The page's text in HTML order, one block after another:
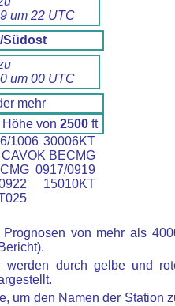
um 22 UTC
Südost
um 00 UTC
mehr
Höhe von 2500 ft
1006 30006KT
BECMG
0917/0919
15010KT
von mehr als
werden durch gelbe und
um den Namen der Station